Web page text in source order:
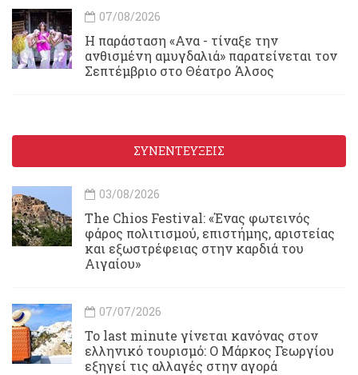
07/08/2026
Η παράσταση «Ανα - τίναξε την
ανθισμένη αμυγδαλιά» παρατείνεται τον
Σεπτέμβριο στο Θέατρο Άλσος
ΣΥΝΕΝΤΕΥΞΕΙΣ
03/08/2026
Τhe Chios Festival: «Ένας φωτεινός
φάρος πολιτισμού, επιστήμης, αριστείας
και εξωστρέφειας στην καρδιά του
Αιγαίου»
07/07/2026
Το last minute γίνεται κανόνας στον
ελληνικό τουρισμό: Ο Μάρκος Γεωργίου
εξηγεί τις αλλαγές στην αγορά